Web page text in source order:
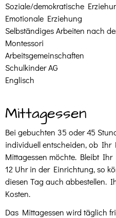
Soziale/demokratische
Emotionale Erziehung
Selbständiges Arbeiten nach
Montessori
Arbeitsgemeinschaften
Schulkinder AG
Englisch
Mittagessen
Bei gebuchten 35 oder 45
individuell entscheiden, ob
Mittagessen möchte. Bleibt
12 Uhr in der Einrichtung, so
diesen Tag auch abbestellen.
Kosten.
Das Mittagessen wird täglich